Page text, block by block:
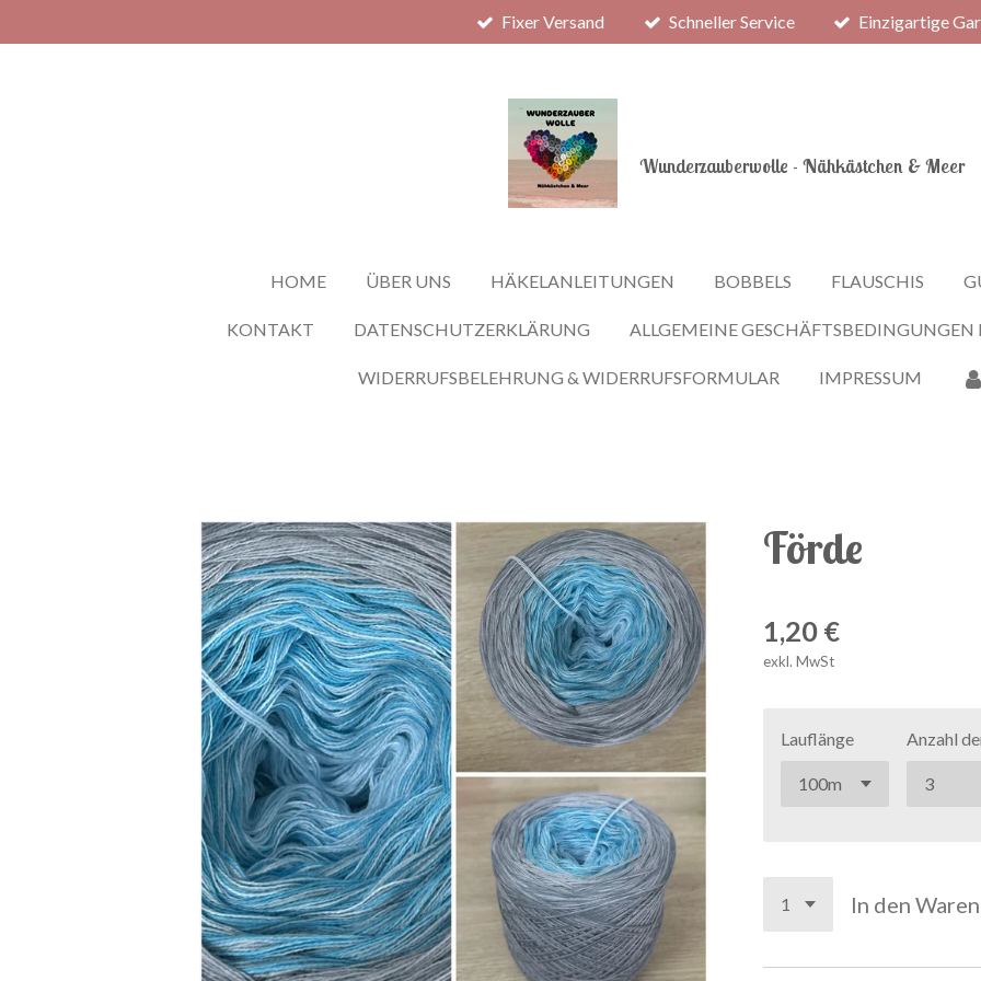
Hauptinhalt
Fixer Versand Schneller Service Einzigartige
Wunderzauberwolle - Nähkästchen & Meer
HOME ÜBER UNS HÄKELANLEITUNGEN BOBBELS FLAUSCHIS
KONTAKT DATENSCHUTZERKLÄRUNG ALLGEMEINE
WIDERRUFSBELEHRUNG & WIDERRUFSFORMULAR IMPRESSUM
Förde
1,20 €
exkl. MwSt
Lauflänge Anzahl
In den